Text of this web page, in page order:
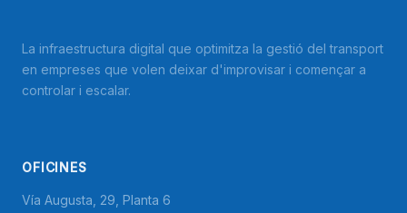
La infraestructura digital que optimitza la gestió del transport
en empreses que volen deixar d'improvisar i començar a
controlar i escalar.
OFICINES
Vía Augusta, 29, Planta 6